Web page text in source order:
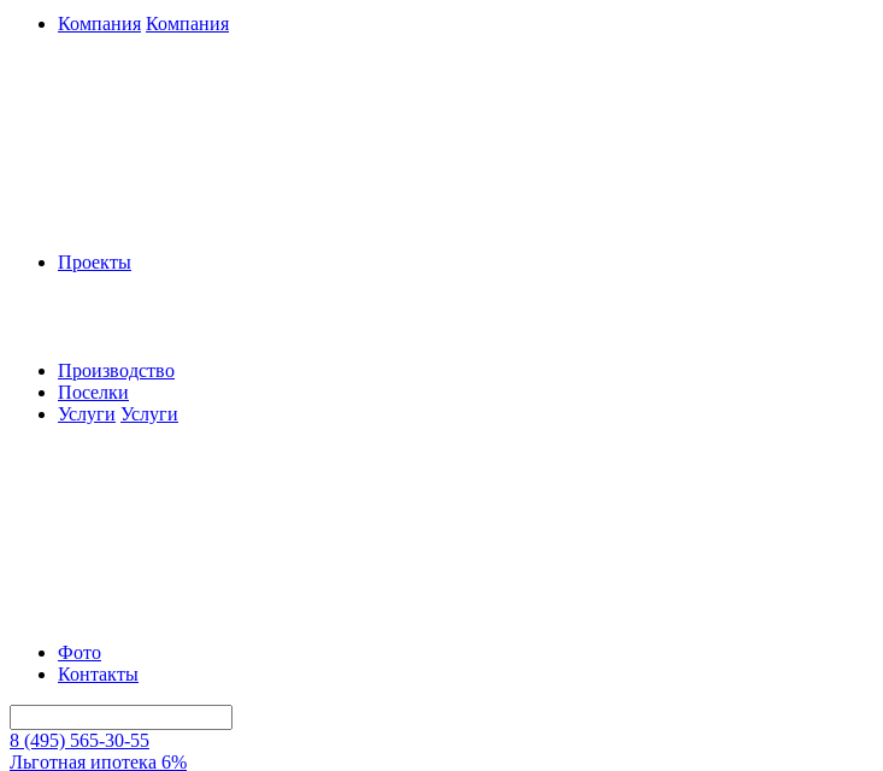
Компания Компания
Проекты
Производство
Поселки
Услуги Услуги
Фото
Контакты
8 (495) 565-30-55
Льготная ипотека 6%